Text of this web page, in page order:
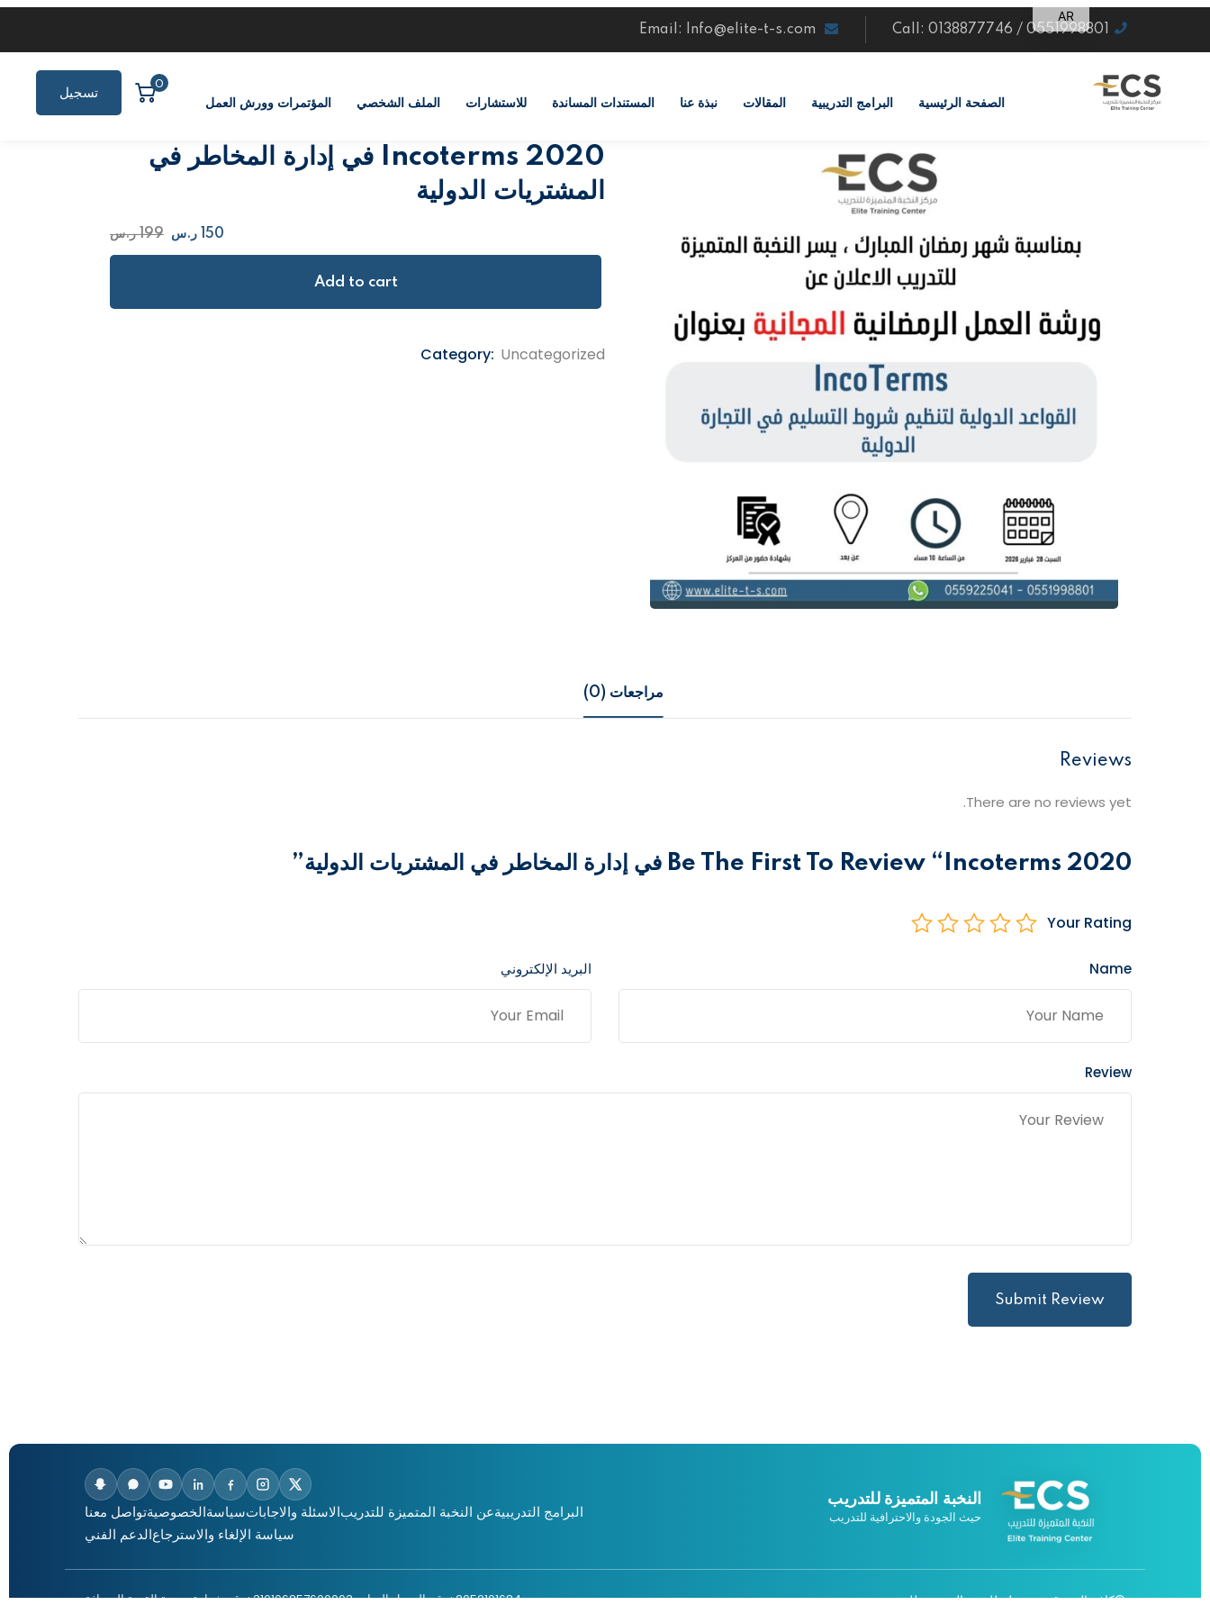
Call: 0138877746 / 0551998801
Email: Info@elite-t-s.com
الصفحة الرئيسية البرامج التدريبية المقالات نبذة عنا المستندات المساندة للاستشارات الملف الشخصي المؤتمرات وورش العمل
0
تسجيل
Incoterms 2020 في إدارة المخاطر في
المشتريات الدولية
199 ر.س 150 ر.س
Add to cart
Category: Uncategorized
مراجعات (0)
Reviews
There are no reviews yet.
Be The First To Review “Incoterms 2020 في إدارة المخاطر في المشتريات الدولية”
Your Rating
Name البريد الإلكتروني
Review
Submit Review
النخبة المتميزة للتدريب
حيث الجودة والاحترافية للتدريب البرامج التدريبيةعن النخبة المتميزة للتدريبالاسئلة والاجاباتسياسةالخصوصيةتواصل معنا
سياسة الإلغاء والاسترجاعالدعم الفني
©كافة الحقوق محفوظة للنخبة المتميزة للتدريب 2052101684 : رقم السجل التجاري
310106857600003 : رقم شهادة ضريبة القيمة المضافة
AR